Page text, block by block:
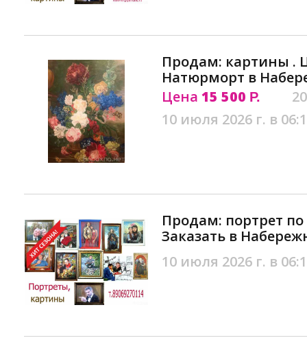
Продам: картины .
Натюрморт в
Цена 15 500 Р.
10 июля 2026 г. в
Продам: портрет
Заказать в
10 июля 2026 г. в